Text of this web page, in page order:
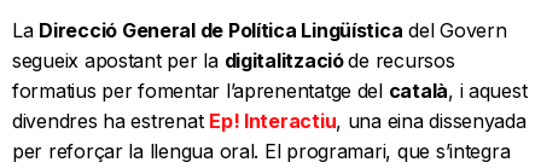
La Direcció General de Política Lingüística del Govern
segueix apostant per la digitalitzacióde recursos
formatius per fomentar l’aprenentatge del català, i aquest
divendres ha estrenat Ep! Interactiu, una eina dissenyada
per reforçar la llengua oral. El programari, que s’integra